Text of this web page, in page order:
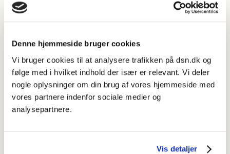
Denne hjemmeside bruger cookies
Vi bruger cookies til at analysere trafikken på dsn.dk og
følge med i hvilket indhold der især er relevant. Vi deler
nogle oplysninger om din brug af vores hjemmeside med
vores partnere indenfor sociale medier og
analysepartnere.
Vis detaljer
Mere information
Juni 2026: Nye opslagsord
Nye ord i dansk er blevet forøget med 56 nye opslagsord.
Nyordslister
Her finder du en oversigt over Sprognævnets nyordslister.
— men ikke kun for drama og drukturenes skyld.